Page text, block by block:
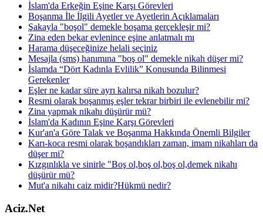
İslam'da Erkeğin Eşine Karşı Görevleri
Boşanma İle İlgili Ayetler ve Ayetlerin Açıklamaları
Şakayla "boşol" demekle boşama gerçekleşir mi?
Zina eden bekar evlenince eşine anlatmalı mı
Harama düşeceğinize helali seçiniz
Mesajla (sms) hanımına "boş ol" demekle nikah düşer mi?
İslamda “Dört Kadınla Evlilik” Konusunda Bilinmesi
Gerekenler
Eşler ne kadar süre ayrı kalırsa nikah bozulur?
Resmi olarak boşanmış eşler tekrar birbiri ile evlenebilir mi?
Zina yapmak nikahı düşürür mü?
İslam'da Kadının Eşine Karşı Görevleri
Kur'an'a Göre Talak ve Boşanma Hakkında Önemli Bilgiler
Karı-koca resmi olarak boşandıkları zaman, imam nikahları da
düşer mi?
Kızgınlıkla ve sinirle "Boş ol,boş ol,boş ol,demek nikahı
düşürür mü?
Mut'a nikahı caiz midir?Hükmü nedir?
Aciz.Net